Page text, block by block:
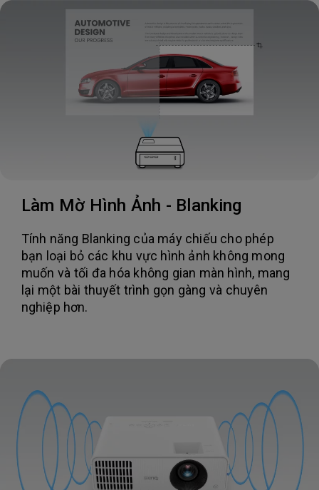
Làm Mờ Hình Ảnh - Blanking
Tính năng Blanking của máy chiếu cho phép
bạn loại bỏ các khu vực hình ảnh không mong
muốn và tối đa hóa không gian màn hình, mang
lại một bài thuyết trình gọn gàng và chuyên
nghiệp hơn.